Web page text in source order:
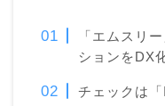
「エムスリ
ションをDX
チェックは